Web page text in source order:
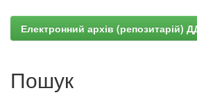
Електронний архів (репозитарій)
Пошук